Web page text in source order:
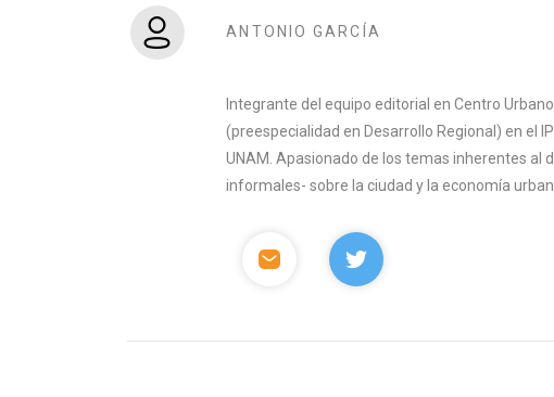
ANTONIO GARCÍA
Integrante del equipo editorial en Centro
(preespecialidad en Desarrollo Regional) en el
UNAM. Apasionado de los temas inherentes
informales- sobre la ciudad y la economía